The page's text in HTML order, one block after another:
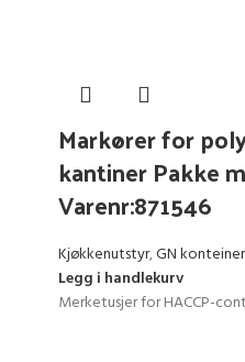
Markører for
kantiner Pakke
Varenr:871546
Kjøkkenutstyr,GN
Legg i handlekurv
Merketusjer for HACCP-